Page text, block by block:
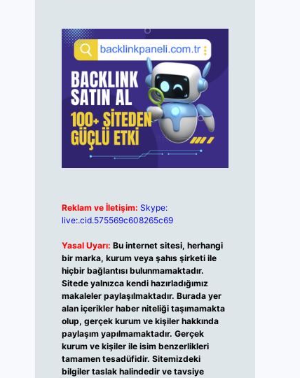
Reklam ve İletişim: Skype:
live:.cid.575569c608265c69
Yasal Uyarı: Bu internet sitesi, herhangi
bir marka, kurum veya şahıs şirketi ile
hiçbir bağlantısı bulunmamaktadır.
Sitede yalnızca kendi hazırladığımız
makaleler paylaşılmaktadır. Burada yer
alan içerikler haber niteliği taşımamakta
olup, gerçek kurum ve kişiler hakkında
paylaşım yapılmamaktadır. Gerçek
kurum ve kişiler ile isim benzerlikleri
tamamen tesadüfidir. Sitemizdeki
bilgiler taslak halindedir ve tavsiye